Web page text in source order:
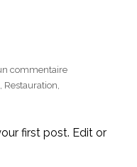
commentaire
, Restauration,
first post. Edit or